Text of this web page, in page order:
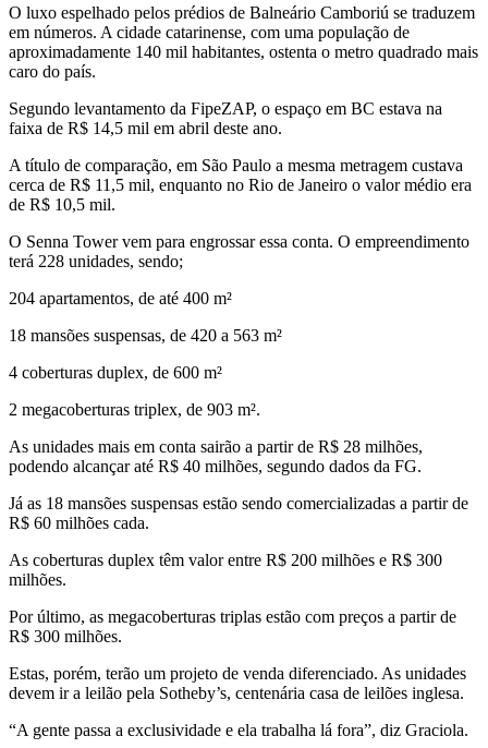
O luxo espelhado pelos prédios de Balneário Camboriú se traduzem
em números. A cidade catarinense, com uma população de
aproximadamente 140 mil habitantes, ostenta o metro quadrado mais
caro do país.
Segundo levantamento da FipeZAP, o espaço em BC estava na
faixa de R$ 14,5 mil em abril deste ano.
A título de comparação, em São Paulo a mesma metragem custava
cerca de R$ 11,5 mil, enquanto no Rio de Janeiro o valor médio era
de R$ 10,5 mil.
O Senna Tower vem para engrossar essa conta. O empreendimento
terá 228 unidades, sendo;
204 apartamentos, de até 400 m²
18 mansões suspensas, de 420 a 563 m²
4 coberturas duplex, de 600 m²
2 megacoberturas triplex, de 903 m².
As unidades mais em conta sairão a partir de R$ 28 milhões,
podendo alcançar até R$ 40 milhões, segundo dados da FG.
Já as 18 mansões suspensas estão sendo comercializadas a partir de
R$ 60 milhões cada.
As coberturas duplex têm valor entre R$ 200 milhões e R$ 300
milhões.
Por último, as megacoberturas triplas estão com preços a partir de
R$ 300 milhões.
Estas, porém, terão um projeto de venda diferenciado. As unidades
devem ir a leilão pela Sotheby’s, centenária casa de leilões inglesa.
“A gente passa a exclusividade e ela trabalha lá fora”, diz Graciola.